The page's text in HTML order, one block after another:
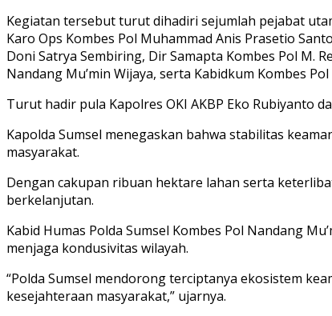
Kegiatan tersebut turut dihadiri sejumlah pejabat
Karo Ops Kombes Pol Muhammad Anis Prasetio
Doni Satrya Sembiring, Dir Samapta Kombes Pol M.
Nandang Mu’min Wijaya, serta Kabidkum Kombes
Turut hadir pula Kapolres OKI AKBP Eko Rubiyanto
Kapolda Sumsel menegaskan bahwa stabilitas
masyarakat.
Dengan cakupan ribuan hektare lahan serta
berkelanjutan.
Kabid Humas Polda Sumsel Kombes Pol Nandang
menjaga kondusivitas wilayah.
“Polda Sumsel mendorong terciptanya ekosistem
kesejahteraan masyarakat,” ujarnya.